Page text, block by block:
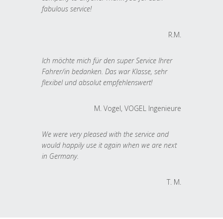
fabulous service!
R.M.
Ich möchte mich für den super Service Ihrer
Fahrer/in bedanken. Das war Klasse, sehr
flexibel und absolut empfehlenswert!
M. Vogel, VOGEL Ingenieure
We were very pleased with the service and
would happily use it again when we are next
in Germany.
T. M.